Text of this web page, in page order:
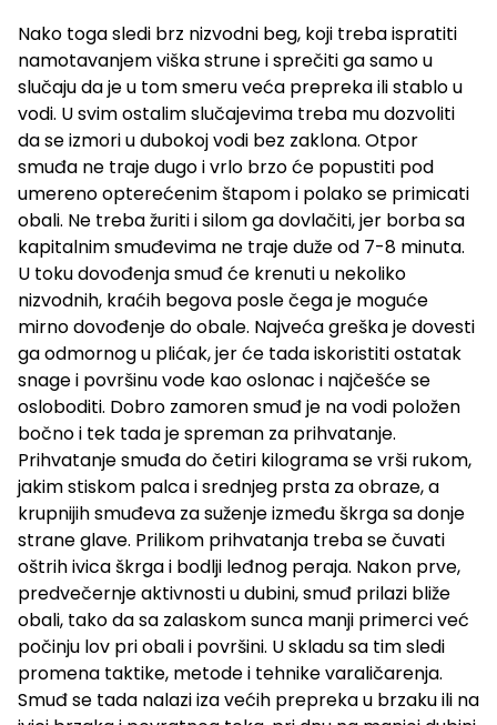
Nako toga sledi brz nizvodni beg, koji treba ispratiti
namotavanjem viška strune i sprečiti ga samo u
slučaju da je u tom smeru veća prepreka ili stablo u
vodi. U svim ostalim slučajevima treba mu dozvoliti
da se izmori u dubokoj vodi bez zaklona. Otpor
smuđa ne traje dugo i vrlo brzo će popustiti pod
umereno opterećenim štapom i polako se primicati
obali. Ne treba žuriti i silom ga dovlačiti, jer borba sa
kapitalnim smuđevima ne traje duže od 7-8 minuta.
U toku dovođenja smuđ će krenuti u nekoliko
nizvodnih, kraćih begova posle čega je moguće
mirno dovođenje do obale. Najveća greška je dovesti
ga odmornog u plićak, jer će tada iskoristiti ostatak
snage i površinu vode kao oslonac i najčešće se
osloboditi. Dobro zamoren smuđ je na vodi položen
bočno i tek tada je spreman za prihvatanje.
Prihvatanje smuđa do četiri kilograma se vrši rukom,
jakim stiskom palca i srednjeg prsta za obraze, a
krupnijih smuđeva za suženje između škrga sa donje
strane glave. Prilikom prihvatanja treba se čuvati
oštrih ivica škrga i bodlji leđnog peraja. Nakon prve,
predvečernje aktivnosti u dubini, smuđ prilazi bliže
obali, tako da sa zalaskom sunca manji primerci već
počinju lov pri obali i površini. U skladu sa tim sledi
promena taktike, metode i tehnike varaličarenja.
Smuđ se tada nalazi iza većih prepreka u brzaku ili na